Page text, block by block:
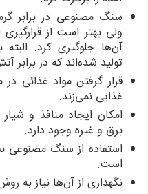
سنگ مصنوعی در برابر
ولی بهتر است از
آن‌ها جلوگیری کرد.
تولید شده‌اند که در برابر
قرار گرفتن مواد غذائی
غذایی نمی‌زند.
امکان ایجاد منافذ و
برق و غیره وجود دارد.
استفاده از سنگ
است.
نگهداری از آن‌ها نیاز به